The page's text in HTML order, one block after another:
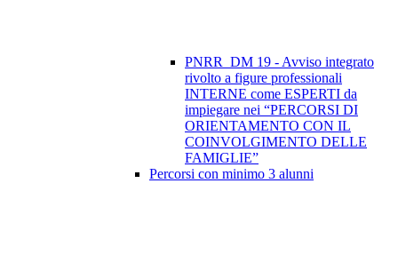
PNRR_DM 19 - Avviso integrato
rivolto a figure professionali
INTERNE come ESPERTI da
impiegare nei “PERCORSI DI
ORIENTAMENTO CON IL
COINVOLGIMENTO DELLE
FAMIGLIE”
Percorsi con minimo 3 alunni